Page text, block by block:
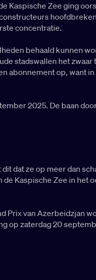
Kaspische Zee ging
concentratie.
behaald kunnen
stadswallen het
op, want
2025. De baan
dat ze op meer dan
Kaspische Zee in het
Prix van Azerbeidzjan
op zaterdag 20